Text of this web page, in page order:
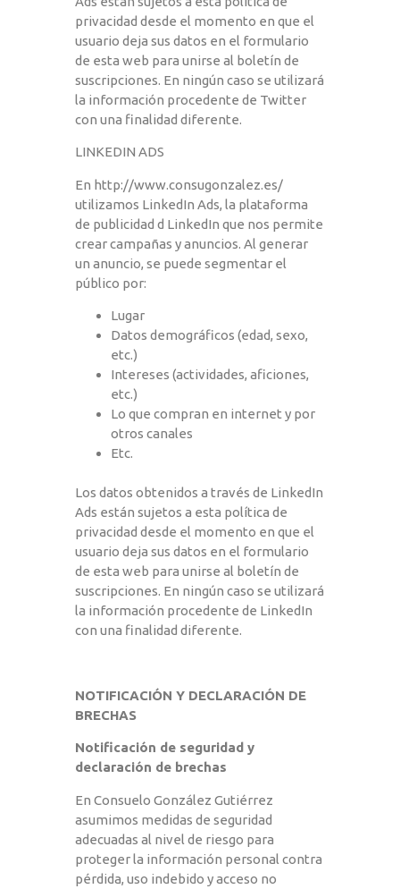
privacidad desde el momento en que el
usuario deja sus datos en el formulario
de esta web para unirse al boletín de
suscripciones. En ningún caso se utilizará
la información procedente de Twitter
con una finalidad diferente.
LINKEDIN ADS
En http://www.consugonzalez.es/
utilizamos LinkedIn Ads, la plataforma
de publicidad d LinkedIn que nos permite
crear campañas y anuncios. Al generar
un anuncio, se puede segmentar el
público por:
Lugar
Datos demográficos (edad, sexo,
etc.)
Intereses (actividades, aficiones,
etc.)
Lo que compran en internet y por
otros canales
Etc.
Los datos obtenidos a través de LinkedIn
Ads están sujetos a esta política de
privacidad desde el momento en que el
usuario deja sus datos en el formulario
de esta web para unirse al boletín de
suscripciones. En ningún caso se utilizará
la información procedente de LinkedIn
con una finalidad diferente.
NOTIFICACIÓN Y DECLARACIÓN DE
BRECHAS
Notificación de seguridad y
declaración de brechas
En Consuelo González Gutiérrez
asumimos medidas de seguridad
adecuadas al nivel de riesgo para
proteger la información personal contra
pérdida, uso indebido y acceso no